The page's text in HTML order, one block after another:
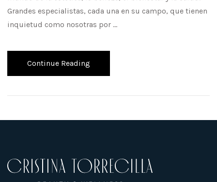
Grandes especialistas, cada una en su campo, que tienen
inquietud como nosotras por …
Continue Reading